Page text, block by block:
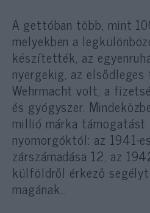
A gettóban több, mint
melyekben a
készítették, az
nyergekig, az
Wehrmacht volt, a
és gyógyszer.
millió márka
nyomorgóktól: az 1941-
zárszámadása 12, az
külföldről érkező
magának…